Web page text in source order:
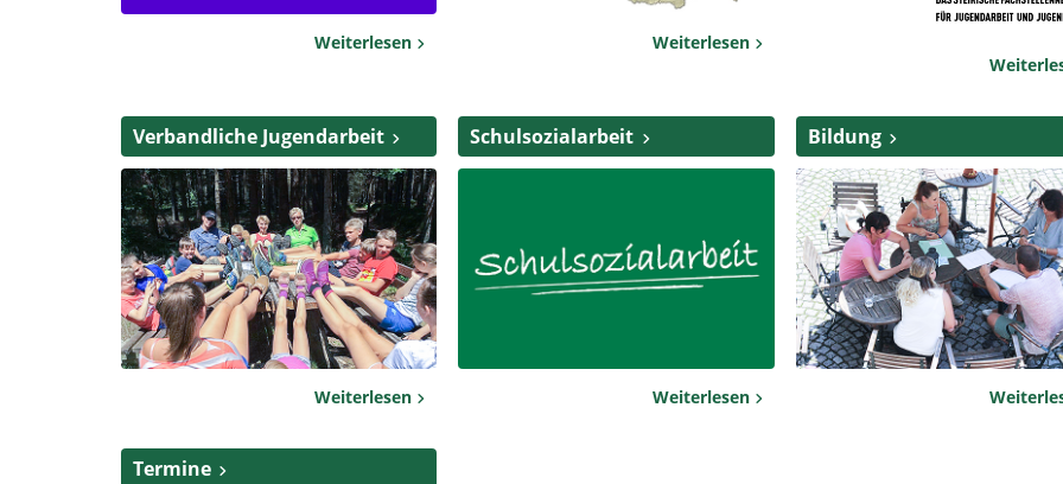
Weiterlesen Weiterlesen
Verbandliche Jugendarbeit
Weiterlesen
Schulsozialarbeit
Weiterlesen
Bildung
Termine